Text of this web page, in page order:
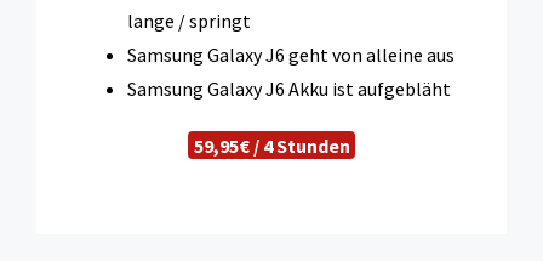
lange / springt
Samsung Galaxy J6 geht von alleine aus
Samsung Galaxy J6 Akku ist aufgebläht
59,95€ / 4 Stunden